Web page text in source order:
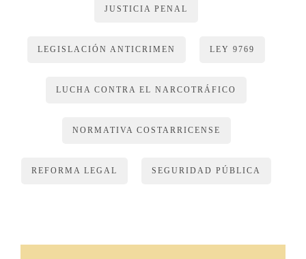
JUSTICIA PENAL
LEGISLACIÓN ANTICRIMEN LEY 9769
LUCHA CONTRA EL NARCOTRÁFICO
NORMATIVA COSTARRICENSE
REFORMA LEGAL SEGURIDAD PÚBLICA